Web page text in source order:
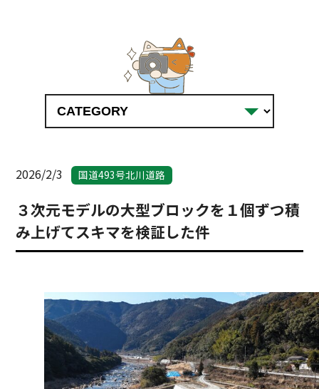
2026/2/3 国道493号北川道路
３次元モデルの大型ブロックを１個ずつ積
み上げてスキマを検証した件